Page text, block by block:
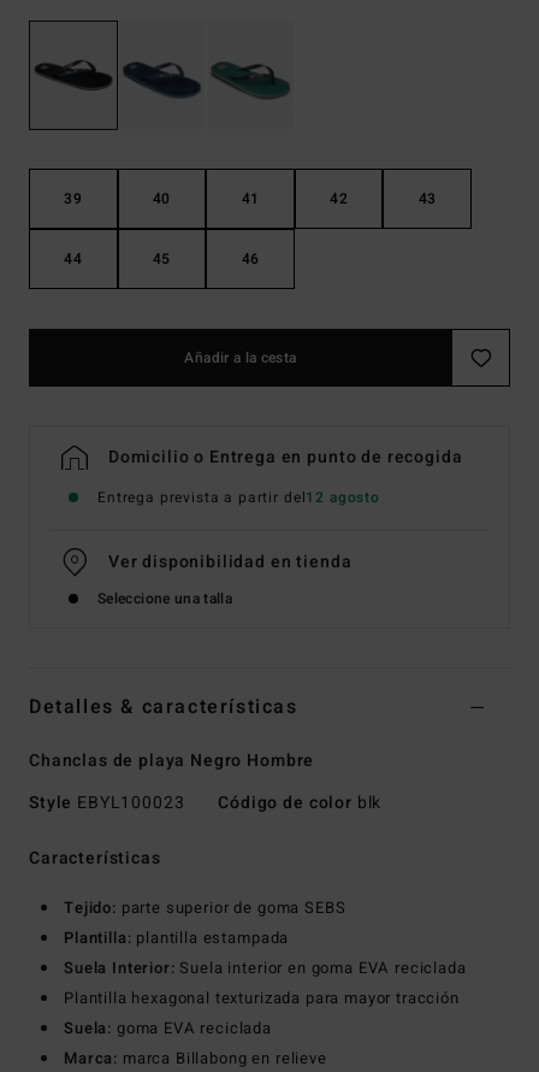
39 40 41 42 43
44 45 46
Añadir a la cesta
Domicilio o Entrega en punto de recogida
Entrega prevista a partir del12 agosto
Ver disponibilidad en tienda
Seleccione una talla
Detalles & características
Chanclas de playa Negro Hombre
Style EBYL100023 Código de color blk
Características
Tejido: parte superior de goma SEBS
Plantilla: plantilla estampada
Suela Interior: Suela interior en goma EVA reciclada
Plantilla hexagonal texturizada para mayor tracción
Suela: goma EVA reciclada
Marca: marca Billabong en relieve